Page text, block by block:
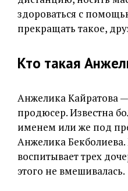
здороваться с
прекращать такое,
Кто такая
Анжелика Кайратова
продюсер. Известна
именем или же под
Анжелика
воспитывает трех
этого не вмешивалась.